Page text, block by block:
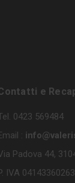
e
0423 569484
:
Padova 44,
IVA 04143360263